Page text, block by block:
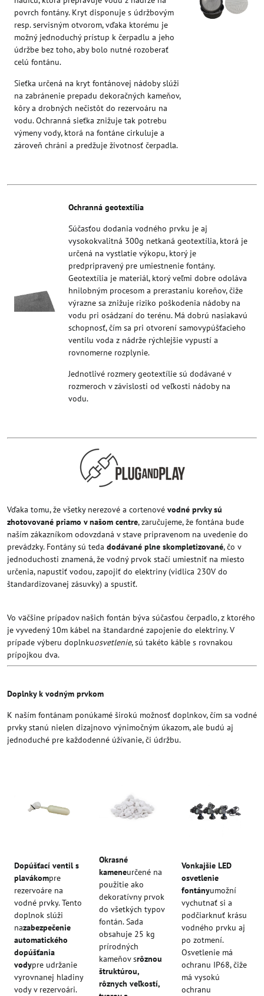
povrch fontány. Kryt disponuje s údržbovým
resp. servisným otvorom, vďaka ktorému je
možný jednoduchý prístup k čerpadlu a jeho
údržbe bez toho, aby bolo nutné rozoberať
celú fontánu.
Sieťka určená na kryt fontánovej nádoby slúži
na zabránenie prepadu dekoračných kameňov,
kôry a drobných nečistôt do rezervoáru na
vodu. Ochranná sieťka znižuje tak potrebu
výmeny vody, ktorá na fontáne cirkuluje a
zároveň chráni a predžuje životnosť čerpadla.
Ochranná geotextília
Súčasťou dodania vodného prvku je aj
vysokokvalitná 300g netkaná geotextília, ktorá je
určená na vystlatie výkopu, ktorý je
predpripravený pre umiestnenie fontány.
Geotextília je materiál, ktorý veľmi dobre odoláva
hnilobným procesom a prerastaniu koreňov, čiže
výrazne sa znižuje riziko poškodenia nádoby na
vodu pri osádzaní do terénu. Má dobrú nasiakavú
schopnosť, čím sa pri otvorení samovypúšťacieho
ventilu voda z nádrže rýchlejšie vypustí a
rovnomerne rozplynie.
Jednotlivé rozmery geotextílie sú dodávané v
rozmeroch v závislosti od veľkosti nádoby na
vodu.
Vďaka tomu, že všetky nerezové a cortenové vodné prvky sú
zhotovované priamo v našom centre, zaručujeme, že fontána bude
naším zákazníkom odovzdaná v stave pripravenom na uvedenie do
prevádzky. Fontány sú teda dodávané plne skompletizované, čo v
jednoduchosti znamená, že vodný prvok stačí umiestniť na miesto
určenia, napustiť vodou, zapojiť do elektriny (vidlica 230V do
štandardizovanej zásuvky) a spustiť.
Vo väčšine prípadov našich fontán býva súčasťou čerpadlo, z ktorého
je vyvedený 10m kábel na štandardné zapojenie do elektriny. V
prípade výberu doplnkuosvetlenie, sú takéto káble s rovnakou
prípojkou dva.
Doplnky k vodným prvkom
K naším fontánam ponúkamé širokú možnosť doplnkov, čím sa vodné
prvky stanú nielen dizajnovo výnimočným úkazom, ale budú aj
jednoduché pre každodenné úžívanie, či údržbu.
Dopúšťací ventil s
plavákompre
rezervoáre na
vodné prvky. Tento
doplnok slúži
nazabezpečenie
automatického
dopúšťania
vodypre udržanie
vyrovnanej hladiny
vody v rezervoári.
Okrasné
kameneurčené na
použitie ako
dekoratívny prvok
do všetkých typov
fontán. Sada
obsahuje 25 kg
prírodných
kameňov srôznou
štruktúrou,
rôznych veľkostí,
Vonkajšie LED
osvetlenie
fontányumožní
vychutnať si a
podčiarknuť krásu
vodného prvku aj
po zotmení.
Osvetlenie má
ochranu IP68, čiže
má vysokú
ochranu